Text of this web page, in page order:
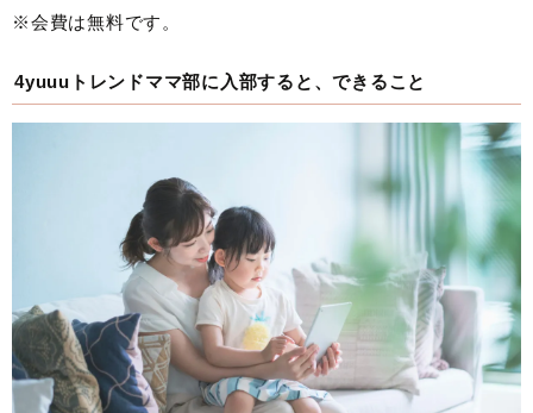
※会費は無料です。
4yuuuトレンドママ部に入部すると、できること